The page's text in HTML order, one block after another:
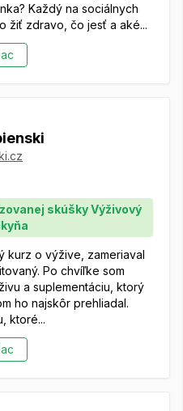
Každý na sociálnych
žiť zdravo, čo jesť a aké...
skúšky Výživový
kurz o výžive, zameriaval
Po chvíľke som
a suplementáciu, ktorý
ho najskôr prehliadal.
ktoré...